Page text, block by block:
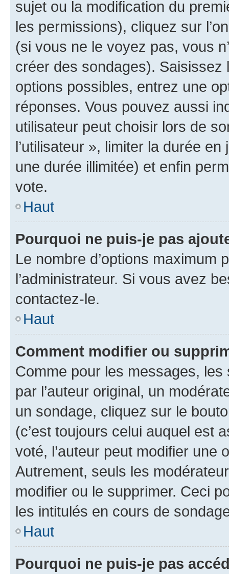
sujet ou la modification du
les permissions), cliquez sur
(si vous ne le voyez pas, vous
créer des sondages).
options possibles, entrez une
réponses. Vous pouvez aussi
utilisateur peut choisir lors de
l’utilisateur », limiter la durée
une durée illimitée) et enfin
vote.
Haut
Pourquoi ne puis-je pas
Le nombre d’options maximum
l’administrateur. Si vous avez
contactez-le.
Haut
Comment modifier ou
Comme pour les messages,
par l’auteur original, un
un sondage, cliquez sur le
(c’est toujours celui auquel est
voté, l’auteur peut modifier une
Autrement, seuls les
modifier ou le supprimer. Ceci
les intitulés en cours de
Haut
Pourquoi ne puis-je pas